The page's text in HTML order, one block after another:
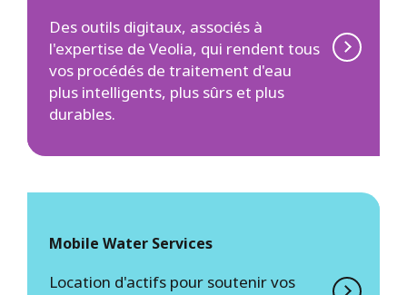
Des outils digitaux, associés à
l'expertise de Veolia, qui rendent tous
vos procédés de traitement d'eau
plus intelligents, plus sûrs et plus
durables.
Mobile Water Services
Location d'actifs pour soutenir vos